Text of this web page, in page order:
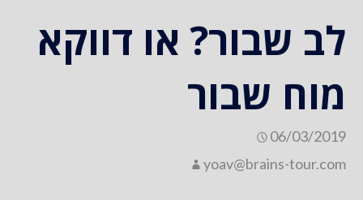
לב שבור? או דווקא
מוח שבור
06/03/2019
yoav@brains-tour.com